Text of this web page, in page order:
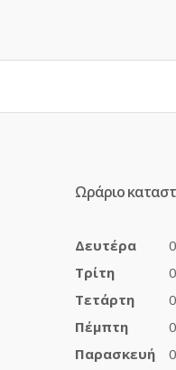
Ωράριο
Δευτέρα
Τρίτη
Τετάρτη
Πέμπτη
Παρασκευή